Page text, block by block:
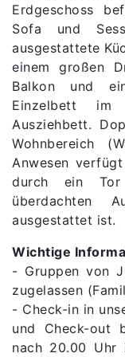
Erdgeschoss
Sofa und
ausgestattete
einem großen
Balkon und
Einzelbett im
Ausziehbett.
Wohnbereich
Anwesen
durch ein Tor
überdachten
ausgestattet ist.
Wichtige
- Gruppen von
zugelassen
- Check-in in
und Check-out
nach 20.00